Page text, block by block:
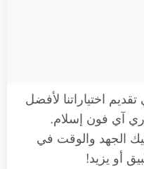
اختياراتنا لأفضل
آي فون إسلام.
الجهد والوقت في